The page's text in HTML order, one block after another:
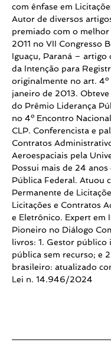
com ênfase em
Autor de diversos
premiado com o
2011 no VII Congresso
Iguaçu, Paraná –
da Intenção para
originalmente no art. 4º
janeiro de 2013.
do Prêmio Liderança
no 4º Encontro
CLP. Conferencista e
Contratos
Aeroespaciais pela
Possui mais de 24
Pública Federal. Atuou
Permanente de
Licitações e Contratos
e Eletrônico. Expert em
Pioneiro no Diálogo
livros: 1. Gestor
pública sem recurso; e
brasileiro: atualizado
Lei n. 14.946/2024